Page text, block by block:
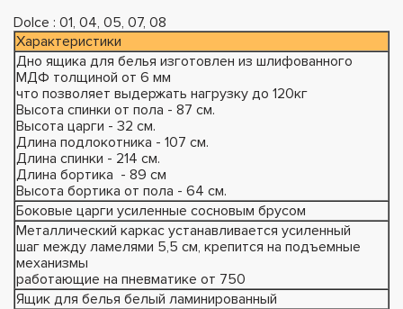
Dolce : 01, 04, 05, 07, 08
Характеристики
Дно ящика для белья изготовлен из шлифованного
МДФ толщиной от 6 мм
что позволяет выдержать нагрузку до 120кг
Высота спинки от пола - 87 см.
Высота царги - 32 см.
Длина подлокотника - 107 см.
Длина спинки - 214 см.
Длина бортика - 89 см
Высота бортика от пола - 64 см.
Боковые царги усиленные сосновым брусом
Металлический каркас устанавливается усиленный
шаг между ламелями 5,5 см, крепится на подъемные
механизмы
работающие на пневматике от 750
Ящик для белья белый ламинированный